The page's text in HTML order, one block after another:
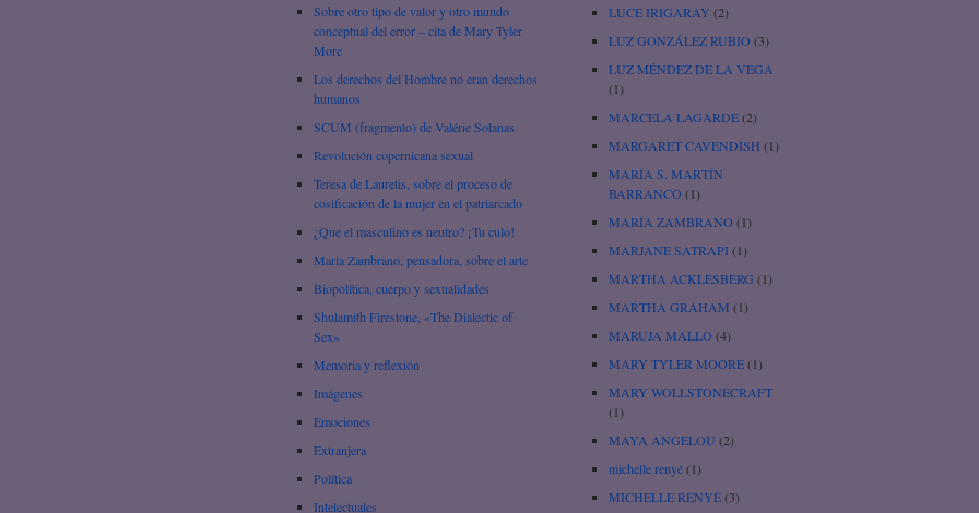
Sobre otro tipo de valor y otro mundo
conceptual del error – cita de Mary Tyler
More
Los derechos del Hombre no eran derechos
humanos
SCUM (fragmento) de Valérie Solanas
Revolución copernicana sexual
Teresa de Lauretis, sobre el proceso de
cosificación de la mujer en el patriarcado
¿Que el masculino es neutro? ¡Tu culo!
María Zambrano, pensadora, sobre el arte
Biopolítica, cuerpo y sexualidades
Shulamith Firestone, «The Dialectic of
Sex»
Memoria y reflexión
Imágenes
Emociones
Extranjera
Política
Intelectuales
LUCE IRIGARAY (2)
LUZ GONZÁLEZ RUBIO (3)
LUZ MÉNDEZ DE LA VEGA
(1)
MARCELA LAGARDE(2)
MARGARET CAVENDISH (1)
MARÍA S. MARTÍN
BARRANCO (1)
MARÍA ZAMBRANO (1)
MARJANE SATRAPI (1)
MARTHA ACKLESBERG (1)
MARTHA GRAHAM (1)
MARUJA MALLO (4)
MARY TYLER MOORE(1)
MARY WOLLSTONECRAFT
(1)
MAYA ANGELOU (2)
michelle renyé(1)
MICHELLE RENYÉ(3)